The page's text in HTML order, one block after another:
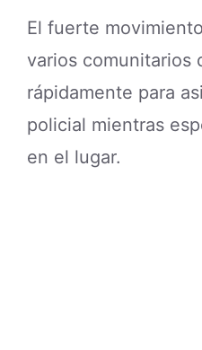
El fuerte
varios comunitarios
rápidamente para
policial mientras
en el lugar.